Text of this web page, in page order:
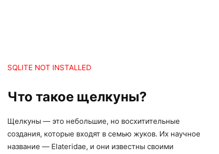
SQLITE NOT INSTALLED
Что такое щелкуны?
Щелкуны — это небольшие, но восхитительные
создания, которые входят в семью жуков. Их научное
название — Elateridae, и они известны своими